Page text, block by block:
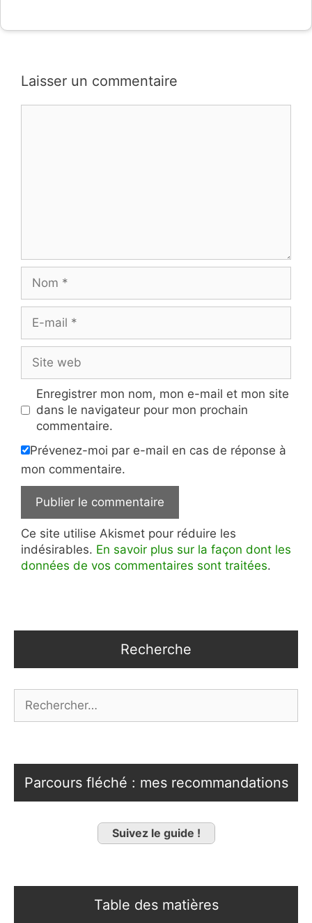
Laisser un commentaire
mail
web
Enregistrer mon nom, mon e-mail et mon site
dans le navigateur pour mon prochain
commentaire.
Prévenez-moi par e-mail en cas de réponse à
mon commentaire.
Ce site utilise Akismet pour réduire les
indésirables. En savoir plus sur la façon dont les
données de vos commentaires sont traitées.
Recherche
Parcours fléché : mes recommandations
Suivez le guide !
Table des matières